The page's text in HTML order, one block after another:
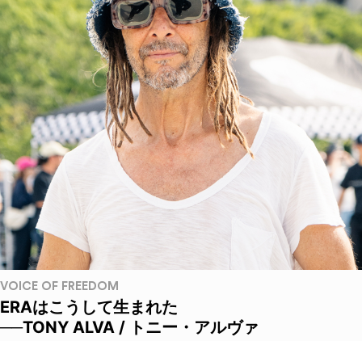
VOICE OF FREEDOM
ERAはこうして生まれた
──TONY ALVA / トニー・アルヴァ